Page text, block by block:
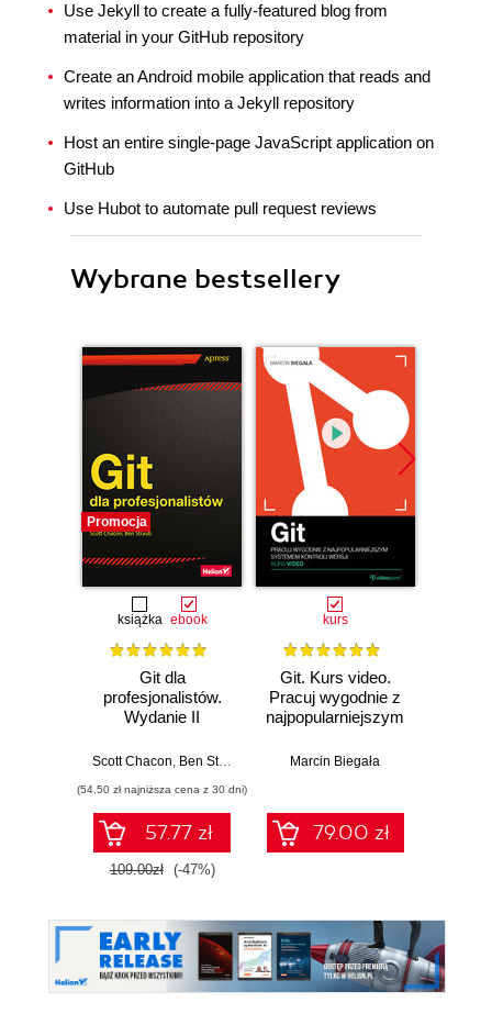
Use Jekyll to create a fully-featured blog from
material in your GitHub repository
Create an Android mobile application that reads and
writes information into a Jekyll repository
Host an entire single-page JavaScript application on
GitHub
Use Hubot to automate pull request reviews
Wybrane bestsellery
Promocja
książka ebook
Git dla
profesjonalistów.
Wydanie II
Scott Chacon, Ben Straub
(54,50 zł najniższa cena z 30 dni)
57.77 zł
109.00zł (-47%)
kurs
Git. Kurs video.
Pracuj wygodnie z
najpopularniejszym
wersji
Marcin Biegała
79.00 zł